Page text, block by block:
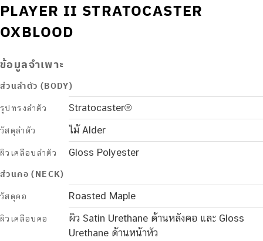
PLAYER II STRATOCASTER
OXBLOOD
ข้อมูลจำเพาะ
ส่วนลำตัว (BODY)
รูปทรงลำตัว Stratocaster®
วัสดุลำตัว ไม้ Alder
ผิวเคลือบลำตัว Gloss Polyester
ส่วนคอ (NECK)
วัสดุคอ Roasted Maple
ผิวเคลือบคอ
ผิว Satin Urethane ด้านหลังคอ และ Gloss
Urethane ด้านหน้าหัว